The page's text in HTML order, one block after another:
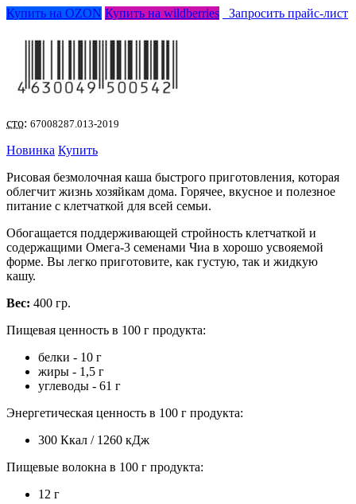
Купить на OZON Купить на wildberries Запросить прайс-лист
сто: 67008287.013-2019
Новинка Купить
Рисовая безмолочная каша быстрого приготовления, которая
облегчит жизнь хозяйкам дома. Горячее, вкусное и полезное
питание с клетчаткой для всей семьи.
Обогащается поддерживающей стройность клетчаткой и
содержащими Омега-3 семенами Чиа в хорошо усвояемой
форме. Вы легко приготовите, как густую, так и жидкую
кашу.
Вес: 400 гр.
Пищевая ценность в 100 г продукта:
белки - 10 г
жиры - 1,5 г
углеводы - 61 г
Энергетическая ценность в 100 г продукта:
300 Ккал / 1260 кДж
Пищевые волокна в 100 г продукта:
12 г